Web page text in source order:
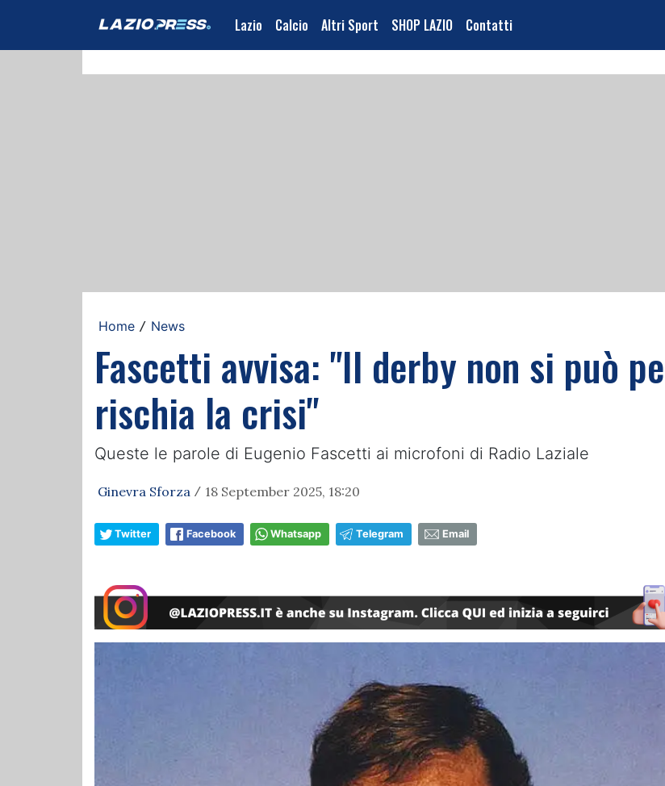
Lazio Calcio Altri Sport SHOP LAZIO Contatti
Home / News
Fascetti avvisa: "Il derby non si può
rischia la crisi"
Queste le parole di Eugenio Fascetti ai microfoni di Radio Laziale
Ginevra Sforza / 18 September 2025, 18:20
Twitter Facebook Whatsapp Telegram Email